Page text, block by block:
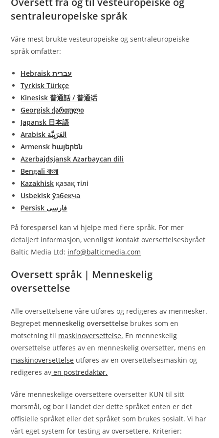
sentraleuropeiske språk
Våre mest brukte vesteuropeiske og sentraleuropeiske
språk omfatter:
Tyrkisk Türkçe
Kinesisk 普通話 / 普通话
Georgisk ქართული
Japansk 日本語
Arabisk العَرَبِيَّة
Armensk հայերեն
Azerbajdsjansk Azərbaycan dili
Bengali বাংলা
Kazakhisk қазақ тілі
Usbekisk ўзбекча
Persisk فارسی
På forespørsel kan vi hjelpe med flere språk. For mer
detaljert informasjon, vennligst kontakt oversettelsesbyrået
Baltic Media Ltd: info@balticmedia.com
Oversett språk | Menneskelig
oversettelse
Alle oversettelsene våre utføres og redigeres av mennesker.
Begrepet menneskelig oversettelse brukes som en
motsetning til maskinoversettelse. En menneskelig
oversettelse utføres av en menneskelig oversetter, mens en
maskinoversettelse utføres av en oversettelsesmaskin og
redigeres av en postredaktør.
Våre menneskelige oversettere oversetter KUN til sitt
morsmål, og bor i landet der dette språket enten er det
offisielle språket eller det språket som brukes sosialt. Vi har
vårt eget system for testing av oversettere. Kriterier: